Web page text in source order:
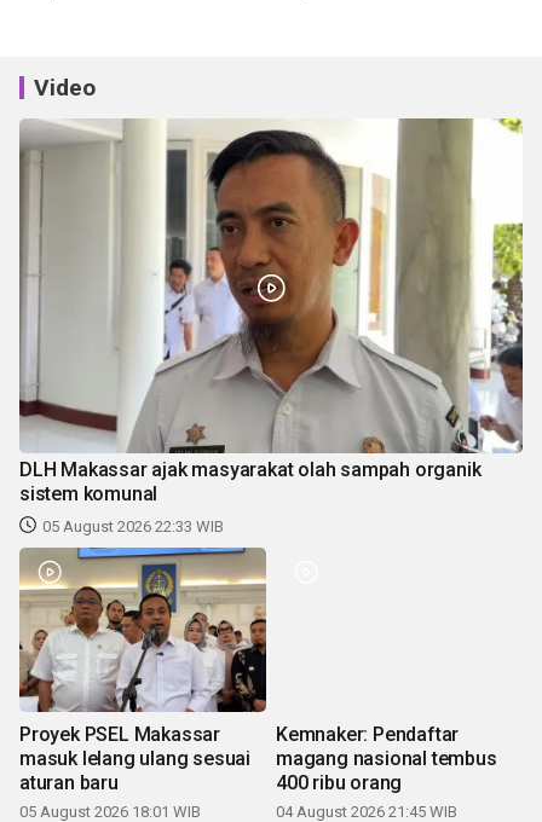
Video
DLH Makassar ajak masyarakat olah sampah organik
sistem komunal
05 August 2026 22:33 WIB
Proyek PSEL Makassar
masuk lelang ulang sesuai
aturan baru
05 August 2026 18:01 WIB
Kemnaker: Pendaftar
magang nasional tembus
400 ribu orang
04 August 2026 21:45 WIB